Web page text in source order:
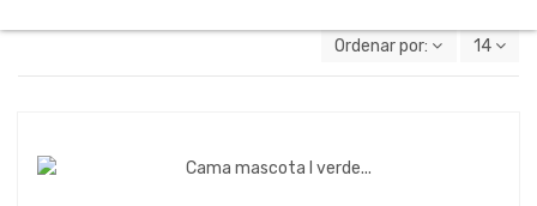
Ordenar por: 14